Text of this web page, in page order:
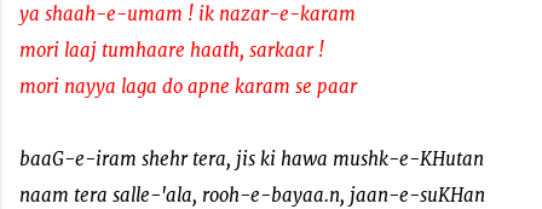
ya shaah-e-umam ! ik nazar-e-karam
mori laaj tumhaare haath, sarkaar !
mori nayya laga do apne karam se paar
baaG-e-iram shehr tera, jis ki hawa mushk-e-KHutan
naam tera salle-'ala, rooh-e-bayaa.n, jaan-e-suKHan